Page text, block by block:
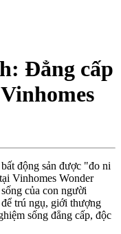
Đẳng cấp
động sản được "đo ni
Vinhomes Wonder
của con người
trú ngụ, giới thượng
sống đẳng cấp, độc